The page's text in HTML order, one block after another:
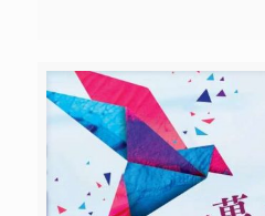
people who lost their jobs due
and purchase provisions of
[…]